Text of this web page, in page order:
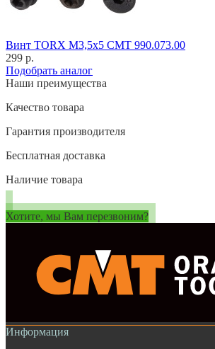
Винт TORX M3,5x5 CMT 990.073.00
299 р.
Подобрать аналог
Наши преимущества
Качество товара
Гарантия производителя
Бесплатная доставка
Наличие товара
Хотите, мы Вам перезвоним?
Информация